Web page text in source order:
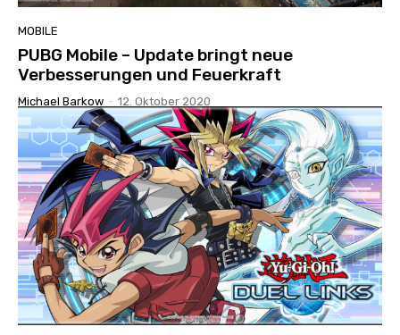
MOBILE
PUBG Mobile – Update bringt neue
Verbesserungen und Feuerkraft
Michael Barkow - 12. Oktober 2020